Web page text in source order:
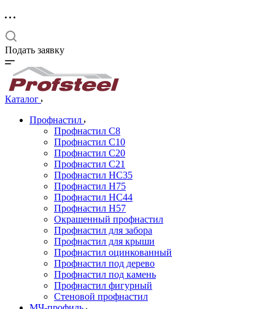
Подать заявку
Каталог
Профнастил
Профнастил С8
Профнастил С10
Профнастил С20
Профнастил С21
Профнастил НС35
Профнастил Н75
Профнастил HC44
Профнастил Н57
Окрашенный профнастил
Профнастил для забора
Профнастил для крыши
Профнастил оцинкованный
Профнастил под дерево
Профнастил под камень
Профнастил фигурный
Стеновой профнастил